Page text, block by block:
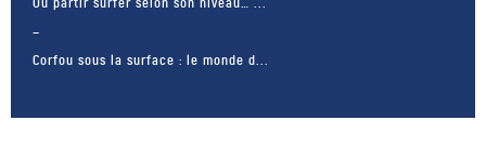
Corfou sous la surface : le monde d...